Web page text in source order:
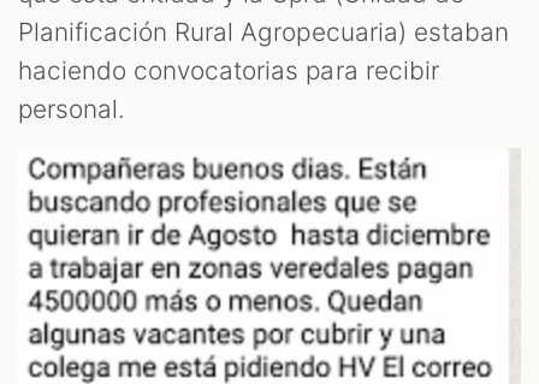
Planificación Rural Agropecuaria) estaban
haciendo convocatorias para recibir
personal.